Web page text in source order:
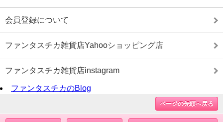
会員登録について
ファンタスチカ雑貨店Yahooショッピング店
ファンタスチカ雑貨店instagram
ファンタスチカのBlog
ページの先頭へ戻る